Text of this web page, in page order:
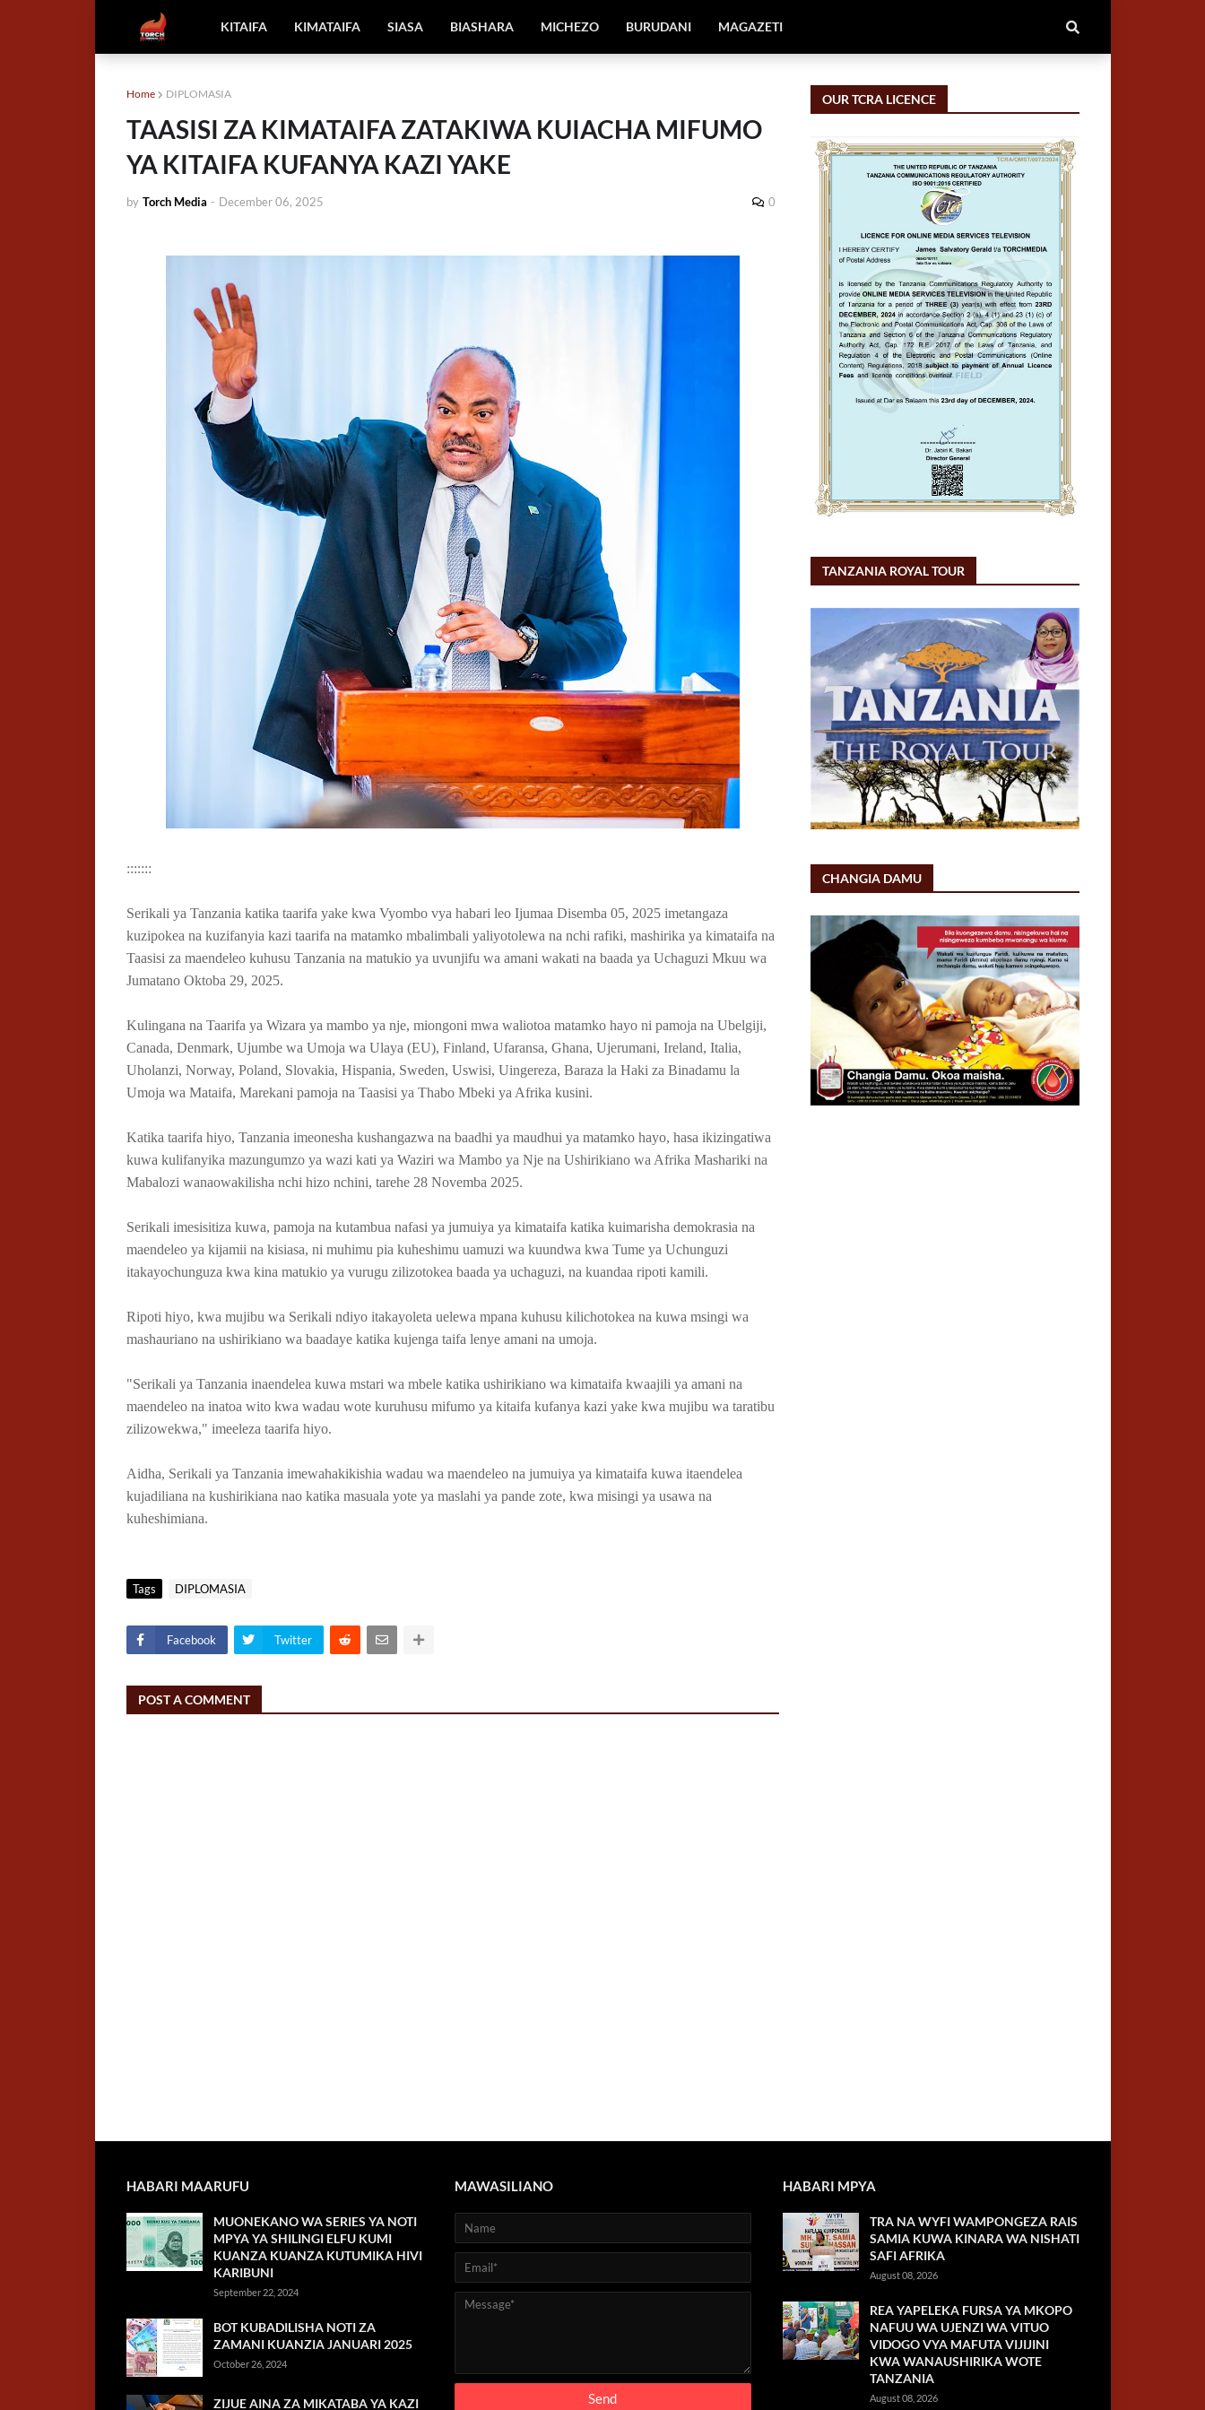
KITAIFA KIMATAIFA SIASA BIASHARA MICHEZO BURUDANI MAGAZETI
Home DIPLOMASIA
TAASISI ZA KIMATAIFA ZATAKIWA KUIACHA MIFUMO
YA KITAIFA KUFANYA KAZI YAKE
by Torch Media - December 06, 2025 0
:::::::
Serikali ya Tanzania katika taarifa yake kwa Vyombo vya habari leo Ijumaa Disemba 05, 2025 imetangaza
kuzipokea na kuzifanyia kazi taarifa na matamko mbalimbali yaliyotolewa na nchi rafiki, mashirika ya kimataifa na
Taasisi za maendeleo kuhusu Tanzania na matukio ya uvunjifu wa amani wakati na baada ya Uchaguzi Mkuu wa
Jumatano Oktoba 29, 2025.
Kulingana na Taarifa ya Wizara ya mambo ya nje, miongoni mwa waliotoa matamko hayo ni pamoja na Ubelgiji,
Canada, Denmark, Ujumbe wa Umoja wa Ulaya (EU), Finland, Ufaransa, Ghana, Ujerumani, Ireland, Italia,
Uholanzi, Norway, Poland, Slovakia, Hispania, Sweden, Uswisi, Uingereza, Baraza la Haki za Binadamu la
Umoja wa Mataifa, Marekani pamoja na Taasisi ya Thabo Mbeki ya Afrika kusini.
Katika taarifa hiyo, Tanzania imeonesha kushangazwa na baadhi ya maudhui ya matamko hayo, hasa ikizingatiwa
kuwa kulifanyika mazungumzo ya wazi kati ya Waziri wa Mambo ya Nje na Ushirikiano wa Afrika Mashariki na
Mabalozi wanaowakilisha nchi hizo nchini, tarehe 28 Novemba 2025.
Serikali imesisitiza kuwa, pamoja na kutambua nafasi ya jumuiya ya kimataifa katika kuimarisha demokrasia na
maendeleo ya kijamii na kisiasa, ni muhimu pia kuheshimu uamuzi wa kuundwa kwa Tume ya Uchunguzi
itakayochunguza kwa kina matukio ya vurugu zilizotokea baada ya uchaguzi, na kuandaa ripoti kamili.
Ripoti hiyo, kwa mujibu wa Serikali ndiyo itakayoleta uelewa mpana kuhusu kilichotokea na kuwa msingi wa
mashauriano na ushirikiano wa baadaye katika kujenga taifa lenye amani na umoja.
"Serikali ya Tanzania inaendelea kuwa mstari wa mbele katika ushirikiano wa kimataifa kwaajili ya amani na
maendeleo na inatoa wito kwa wadau wote kuruhusu mifumo ya kitaifa kufanya kazi yake kwa mujibu wa taratibu
zilizowekwa," imeeleza taarifa hiyo.
Aidha, Serikali ya Tanzania imewahakikishia wadau wa maendeleo na jumuiya ya kimataifa kuwa itaendelea
kujadiliana na kushirikiana nao katika masuala yote ya maslahi ya pande zote, kwa misingi ya usawa na
kuheshimiana.
Tags DIPLOMASIA
Facebook Twitter
POST A COMMENT
OUR TCRA LICENCE
TANZANIA ROYAL TOUR
CHANGIA DAMU
HABARI MAARUFU
MUONEKANO WA SERIES YA NOTI
MPYA YA SHILINGI ELFU KUMI
KUANZA KUANZA KUTUMIKA HIVI
KARIBUNI
September 22, 2024
BOT KUBADILISHA NOTI ZA
ZAMANI KUANZIA JANUARI 2025
October 26, 2024
ZIJUE AINA ZA MIKATABA YA KAZI
MAWASILIANO HABARI MPYA
TRA NA WYFI WAMPONGEZA RAIS
SAMIA KUWA KINARA WA NISHATI
SAFI AFRIKA
August 08, 2026
REA YAPELEKA FURSA YA MKOPO
NAFUU WA UJENZI WA VITUO
VIDOGO VYA MAFUTA VIJIJINI
KWA WANAUSHIRIKA WOTE
TANZANIA
August 08, 2026